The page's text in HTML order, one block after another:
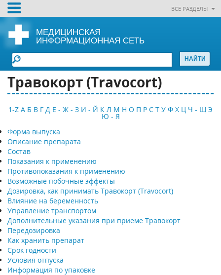
ВСЕ РАЗДЕЛЫ
МЕДИЦИНСКАЯ
ИНФОРМАЦИОННАЯ СЕТЬ
Травокорт (Travocort)
1-Z А Б В Г Д Е - Ж - З И - Й К Л М Н О П Р С Т У Ф Х Ц Ч - Щ Э
Ю - Я
Форма выпуска
Описание препарата
Состав
Показания к применению
Противопоказания к применению
Возможные побочные эффекты
Дозировка, как принимать Травокорт (Travocort)
Влияние на беременность
Управление транспортом
Дополнительные указания при приеме Травокорт
Передозировка
Как хранить препарат
Срок годности
Условия отпуска
Информация по упаковке